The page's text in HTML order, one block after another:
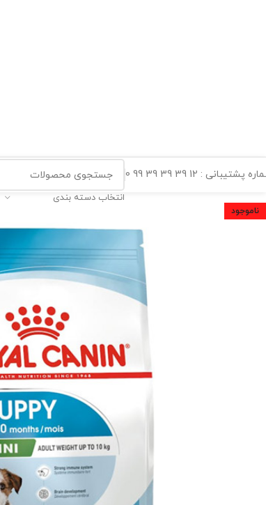
پشتیبانی : 12 39 39 39 99 0
انتخاب دسته بندی
ناموجود